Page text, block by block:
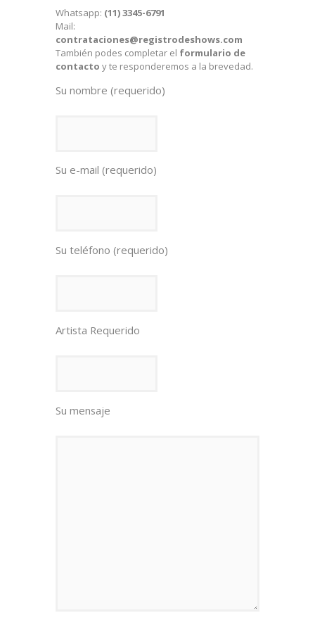
Whatsapp: (11) 3345-6791
Mail:
contrataciones@registrodeshows.com
También podes completar el formulario de
contacto y te responderemos a la brevedad.
Su nombre (requerido)
Su e-mail (requerido)
Su teléfono (requerido)
Artista Requerido
Su mensaje